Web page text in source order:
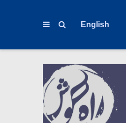
English